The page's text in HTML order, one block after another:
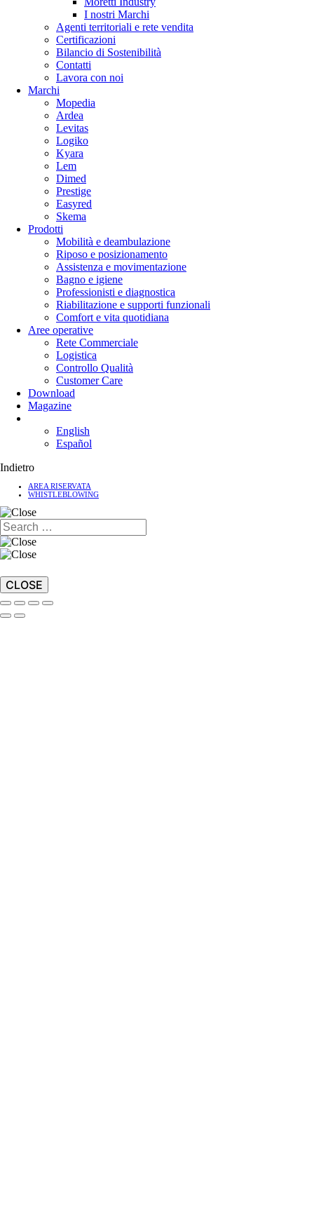
I nostri Marchi
Agenti territoriali e rete vendita
Certificazioni
Bilancio di Sostenibilità
Contatti
Lavora con noi
Marchi
Mopedia
Ardea
Levitas
Logiko
Kyara
Lem
Dimed
Prestige
Easyred
Skema
Prodotti
Mobilità e deambulazione
Riposo e posizionamento
Assistenza e movimentazione
Bagno e igiene
Professionisti e diagnostica
Riabilitazione e supporti funzionali
Comfort e vita quotidiana
Aree operative
Rete Commerciale
Logistica
Controllo Qualità
Customer Care
Download
Magazine
English
Español
Indietro
AREA RISERVATA
WHISTLEBLOWING
CLOSE